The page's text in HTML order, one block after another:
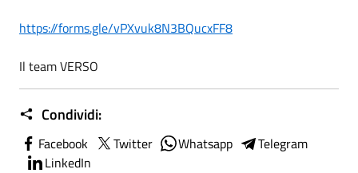
https://forms.gle/vPXvuk8N3BQucxFF8
Il team VERSO
Condividi:
Facebook Twitter Whatsapp
Telegram
LinkedIn